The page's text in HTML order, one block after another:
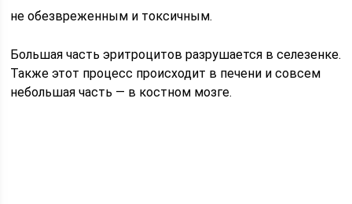
не обезвреженным и токсичным.
Большая часть эритроцитов разрушается в селезенке.
Также этот процесс происходит в печени и совсем
небольшая часть — в костном мозге.